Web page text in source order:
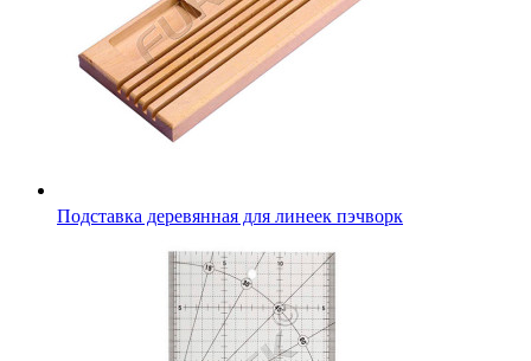
Подставка деревянная для линеек пэчворк